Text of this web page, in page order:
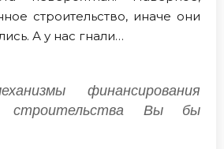
строительство, иначе они
А у нас гнали…
финансирования
строительства Вы бы